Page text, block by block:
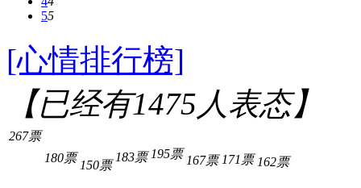
55
[心情排行榜]
【已经有1475人表态】
267票
180票
150票
183票 195票 167票 171票 162票